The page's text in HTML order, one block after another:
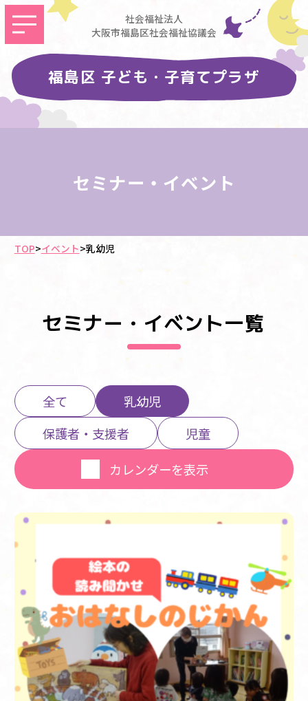
社会福祉法人
大阪市福島区社会福祉協議会
福島区 子ども・子育てプラザ
セミナー・イベント
TOP>イベント>乳幼児
セミナー・イベント一覧
全て
乳幼児
保護者・支援者
児童
カレンダーを表示